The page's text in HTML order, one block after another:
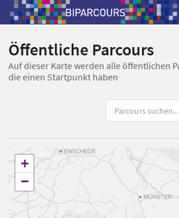
Öffentliche Parcours
Auf dieser Karte werden alle öffentlichen
die einen Startpunkt haben
+
−